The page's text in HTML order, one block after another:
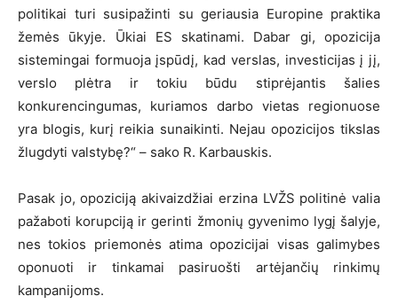
politikai turi susipažinti su geriausia Europine praktika
žemės ūkyje. Ūkiai ES skatinami. Dabar gi, opozicija
sistemingai formuoja įspūdį, kad verslas, investicijas į jį,
verslo plėtra ir tokiu būdu stiprėjantis šalies
konkurencingumas, kuriamos darbo vietas regionuose
yra blogis, kurį reikia sunaikinti. Nejau opozicijos tikslas
žlugdyti valstybę?“ – sako R. Karbauskis.
Pasak jo, opoziciją akivaizdžiai erzina LVŽS politinė valia
pažaboti korupciją ir gerinti žmonių gyvenimo lygį šalyje,
nes tokios priemonės atima opozicijai visas galimybes
oponuoti ir tinkamai pasiruošti artėjančių rinkimų
kampanijoms.